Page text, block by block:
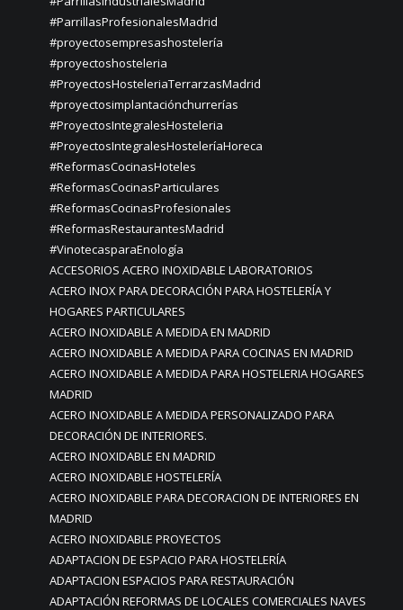
#ParrillasProfesionalesMadrid
#proyectosempresashostelería
#proyectoshosteleria
#ProyectosHosteleriaTerrarzasMadrid
#proyectosimplantaciónchurrerías
#ProyectosIntegralesHosteleria
#ProyectosIntegralesHosteleríaHoreca
#ReformasCocinasHoteles
#ReformasCocinasParticulares
#ReformasCocinasProfesionales
#ReformasRestaurantesMadrid
#VinotecasparaEnología
ACCESORIOS ACERO INOXIDABLE LABORATORIOS
ACERO INOX PARA DECORACIÓN PARA HOSTELERÍA Y
HOGARES PARTICULARES
ACERO INOXIDABLE A MEDIDA EN MADRID
ACERO INOXIDABLE A MEDIDA PARA COCINAS EN MADRID
ACERO INOXIDABLE A MEDIDA PARA HOSTELERIA HOGARES
MADRID
ACERO INOXIDABLE A MEDIDA PERSONALIZADO PARA
DECORACIÓN DE INTERIORES.
ACERO INOXIDABLE EN MADRID
ACERO INOXIDABLE HOSTELERÍA
ACERO INOXIDABLE PARA DECORACION DE INTERIORES EN
MADRID
ACERO INOXIDABLE PROYECTOS
ADAPTACION DE ESPACIO PARA HOSTELERÍA
ADAPTACION ESPACIOS PARA RESTAURACIÓN
ADAPTACIÓN REFORMAS DE LOCALES COMERCIALES NAVES